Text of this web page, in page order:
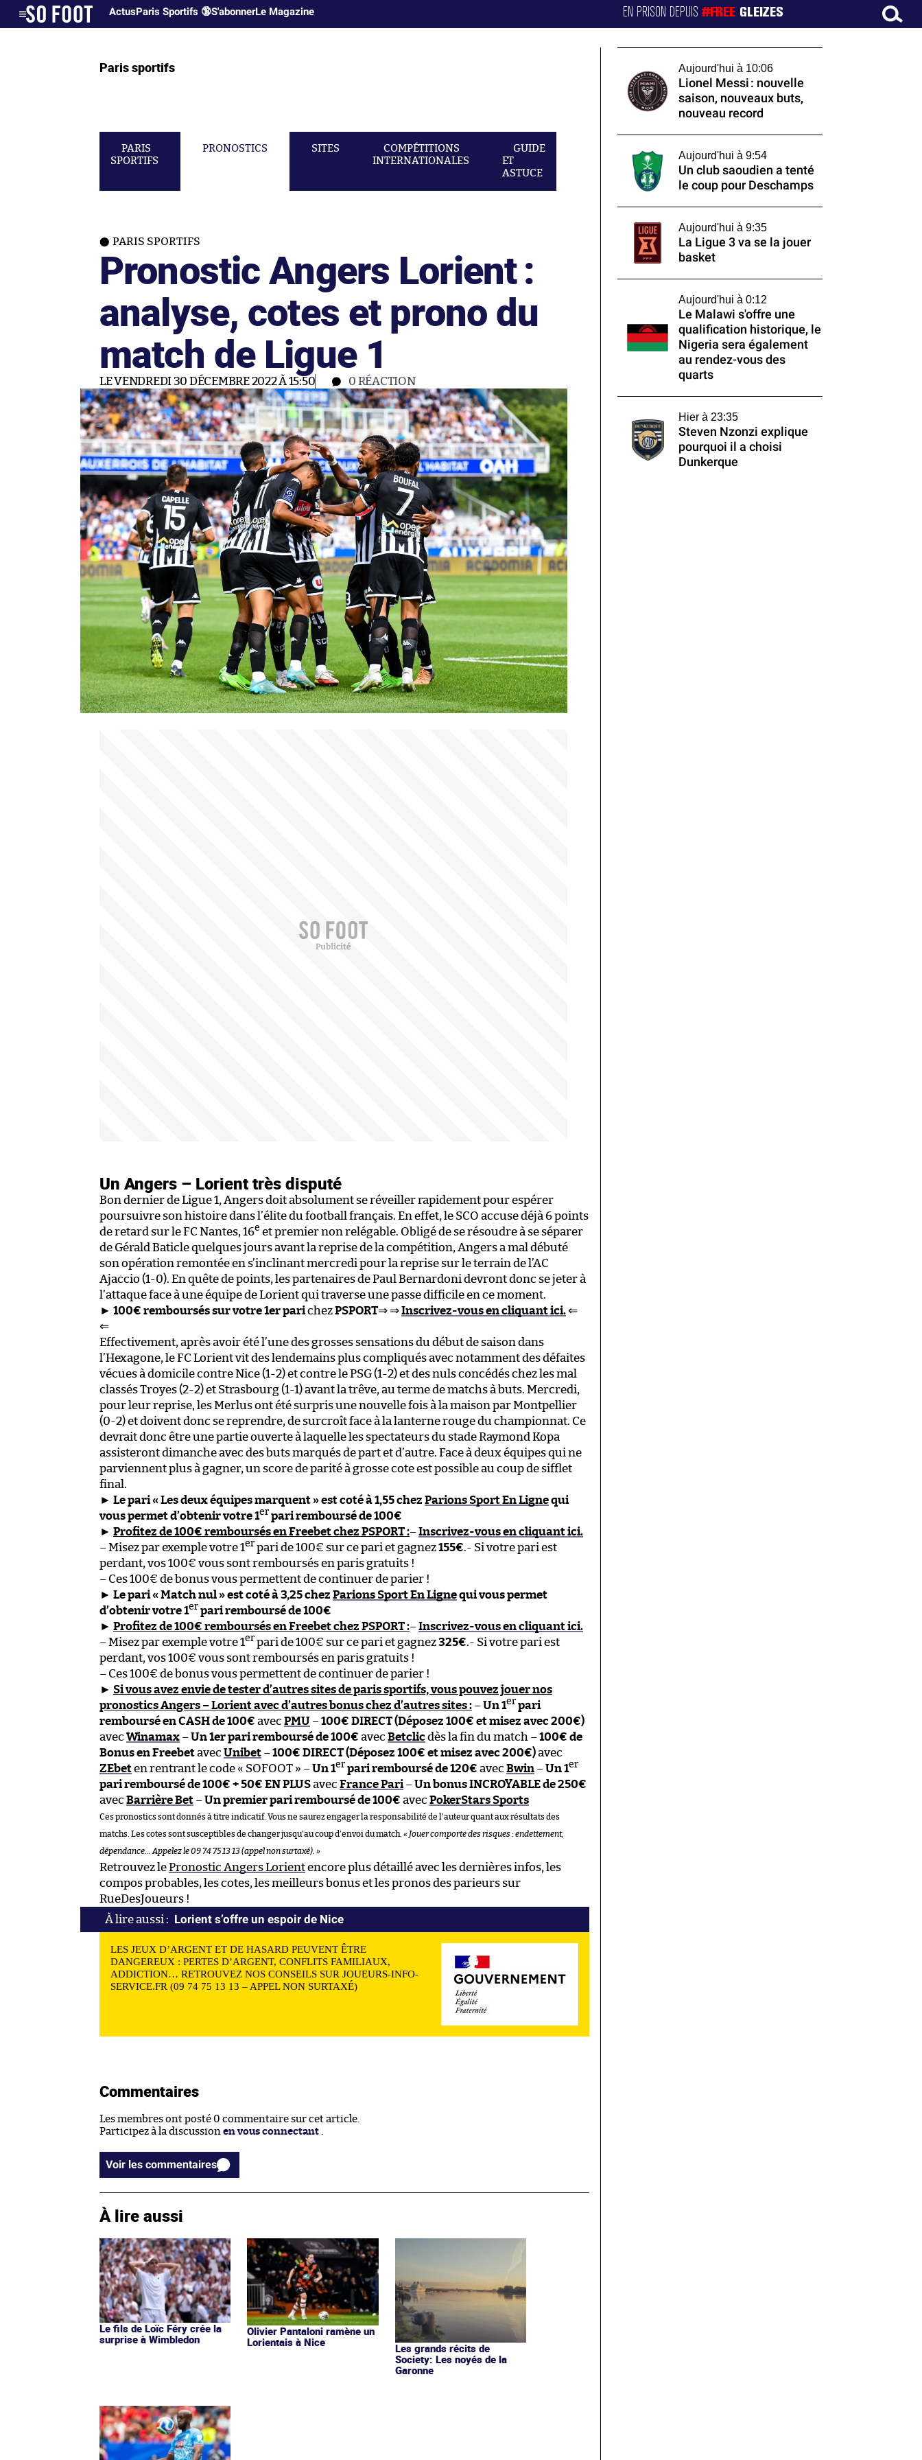
ActusParis Sportifs 🔞S'abonnerLe Magazine EN PRISON DEPUIS#FREE GLEIZES
Paris sportifs
PARIS
SPORTIFS
PRONOSTICS SITES
COMPÉTITIONS
INTERNATIONALES
GUIDE
ET
ASTUCE
PARIS SPORTIFS
Pronostic Angers Lorient :
analyse, cotes et prono du
match de Ligue 1
LE VENDREDI 30 DÉCEMBRE 2022 À 15:50 0 RÉACTION
Un Angers – Lorient très disputé
Bon dernier de Ligue 1, Angers doit absolument se réveiller rapidement pour espérer
poursuivre son histoire dans l’élite du football français. En effet, le SCO accuse déjà 6 points
de retard sur le FC Nantes, 16e et premier non relégable. Obligé de se résoudre à se séparer
de Gérald Baticle quelques jours avant la reprise de la compétition, Angers a mal débuté
son opération remontée en s’inclinant mercredi pour la reprise sur le terrain de l’AC
Ajaccio (1-0). En quête de points, les partenaires de Paul Bernardoni devront donc se jeter à
l’attaque face à une équipe de Lorient qui traverse une passe difficile en ce moment.
► 100€ remboursés sur votre 1er parichezPSPORT⇒ ⇒Inscrivez-vous en cliquant ici.⇐
⇐
Effectivement, après avoir été l’une des grosses sensations du début de saison dans
l’Hexagone, le FC Lorient vit des lendemains plus compliqués avec notamment des défaites
vécues à domicile contre Nice (1-2) et contre le PSG (1-2) et des nuls concédés chez les mal
classés Troyes (2-2) et Strasbourg (1-1) avant la trêve, au terme de matchs à buts. Mercredi,
pour leur reprise, les Merlus ont été surpris une nouvelle fois à la maison par Montpellier
(0-2) et doivent donc se reprendre, de surcroît face à la lanterne rouge du championnat. Ce
devrait donc être une partie ouverte à laquelle les spectateurs du stade Raymond Kopa
assisteront dimanche avec des buts marqués de part et d’autre. Face à deux équipes qui ne
parviennent plus à gagner, un score de parité à grosse cote est possible au coup de sifflet
final.
► Le pari « Les deux équipes marquent » est coté à 1,55 chez Parions Sport En Lignequi
vous permet d’obtenir votre 1er pari remboursé de 100€
► Profitez de 100€ remboursés en Freebet chez PSPORT :–Inscrivez-vous en cliquant ici.
– Misez par exemple votre 1er pari de 100€ sur ce pari et gagnez155€.- Si votre pari est
perdant, vos 100€ vous sont remboursés en paris gratuits !
– Ces 100€ de bonus vous permettent de continuer de parier !
► Le pari « Match nul » est coté à 3,25 chez Parions Sport En Lignequi vous permet
d’obtenir votre 1er pari remboursé de 100€
► Profitez de 100€ remboursés en Freebet chez PSPORT :–Inscrivez-vous en cliquant ici.
– Misez par exemple votre 1er pari de 100€ sur ce pari et gagnez325€.- Si votre pari est
perdant, vos 100€ vous sont remboursés en paris gratuits !
– Ces 100€ de bonus vous permettent de continuer de parier !
► Si vous avez envie de tester d’autres sites de paris sportifs, vous pouvez jouer nos
pronostics Angers – Lorient avec d’autres bonus chez d’autres sites : –Un 1er pari
remboursé en CASH de 100€ avec PMU –100€ DIRECT (Déposez 100€ et misez avec 200€)
avec Winamax –Un 1er pari remboursé de 100€ avec Betclicdès la fin du match –100€ de
Bonus en Freebetavec Unibet –100€ DIRECT (Déposez 100€ et misez avec 200€)avec
ZEbeten rentrant le code « SOFOOT » –Un 1er pari remboursé de 120€ avec Bwin –Un 1er
pari remboursé de 100€ + 50€ EN PLUSavec France Pari–Un bonus INCROYABLE de 250€
avec Barrière Bet –Un premier pari remboursé de 100€ avec PokerStars Sports
Ces pronostics sont donnés à titre indicatif. Vous ne saurez engager la responsabilité de l’auteur quant aux résultats des
matchs. Les cotes sont susceptibles de changer jusqu’au coup d’envoi du match. « Jouer comporte des risques : endettement,
dépendance… Appelez le 09 74 75 13 13 (appel non surtaxé). »
Retrouvez lePronostic Angers Lorientencore plus détaillé avec les dernières infos, les
compos probables, les cotes, les meilleurs bonus et les pronos des parieurs sur
RueDesJoueurs !
Lorient s’offre un espoir de Nice
LES JEUX D’ARGENT ET DE HASARD PEUVENT ÊTRE
DANGEREUX : PERTES D’ARGENT, CONFLITS FAMILIAUX,
ADDICTION… RETROUVEZ NOS CONSEILS SUR JOUEURS-INFO-
SERVICE.FR (09 74 75 13 13 – APPEL NON SURTAXÉ)
Commentaires
Les membres ont posté 0 commentaire sur cet article.
Participez à la discussion en vous connectant
Voir les commentaires
À lire aussi
Le fils de Loïc Féry crée la
surprise à Wimbledon
Olivier Pantaloni ramène un
Lorientais à Nice
Les grands récits de
Society: Les noyés de la
Garonne
Aujourd'hui à 10:06
Lionel Messi : nouvelle
saison, nouveaux buts,
nouveau record
Aujourd'hui à 9:54
Un club saoudien a tenté
le coup pour Deschamps
Aujourd'hui à 9:35
La Ligue 3 va se la jouer
basket
Aujourd'hui à 0:12
Le Malawi s'offre une
qualification historique, le
Nigeria sera également
au rendez-vous des
quarts
Hier à 23:35
Steven Nzonzi explique
pourquoi il a choisi
Dunkerque